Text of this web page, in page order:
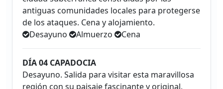
antiguas comunidades locales para protegerse
de los ataques. Cena y alojamiento.
Desayuno
Almuerzo Cena
DÍA 04 CAPADOCIA
Desayuno. Salida para visitar esta maravillosa
región con su paisaje fascinante y original,